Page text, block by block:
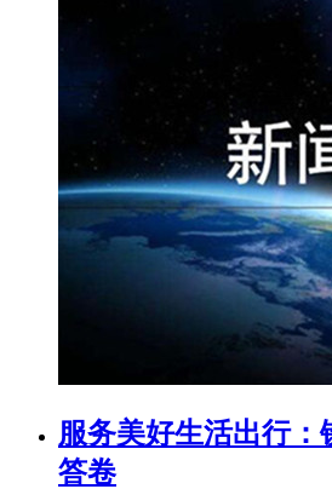
服务美好生活出行：
答卷